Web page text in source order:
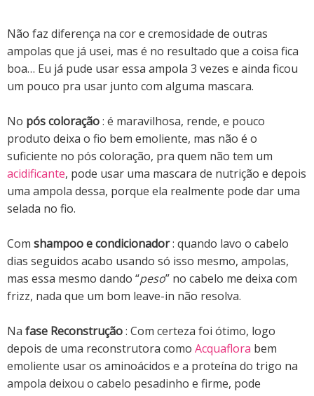
Não faz diferença na cor e cremosidade de outras
ampolas que já usei, mas é no resultado que a coisa fica
boa… Eu já pude usar essa ampola 3 vezes e ainda ficou
um pouco pra usar junto com alguma mascara.
No pós coloração: é maravilhosa, rende, e pouco
produto deixa o fio bem emoliente, mas não é o
suficiente no pós coloração, pra quem não tem um
acidificante, pode usar uma mascara de nutrição e depois
uma ampola dessa, porque ela realmente pode dar uma
selada no fio.
Com shampoo e condicionador: quando lavo o cabelo
dias seguidos acabo usando só isso mesmo, ampolas,
mas essa mesmo dando “peso” no cabelo me deixa com
frizz, nada que um bom leave-in não resolva.
Na fase Reconstrução: Com certeza foi ótimo, logo
depois de uma reconstrutora como Acquaflora bem
emoliente usar os aminoácidos e a proteína do trigo na
ampola deixou o cabelo pesadinho e firme, pode